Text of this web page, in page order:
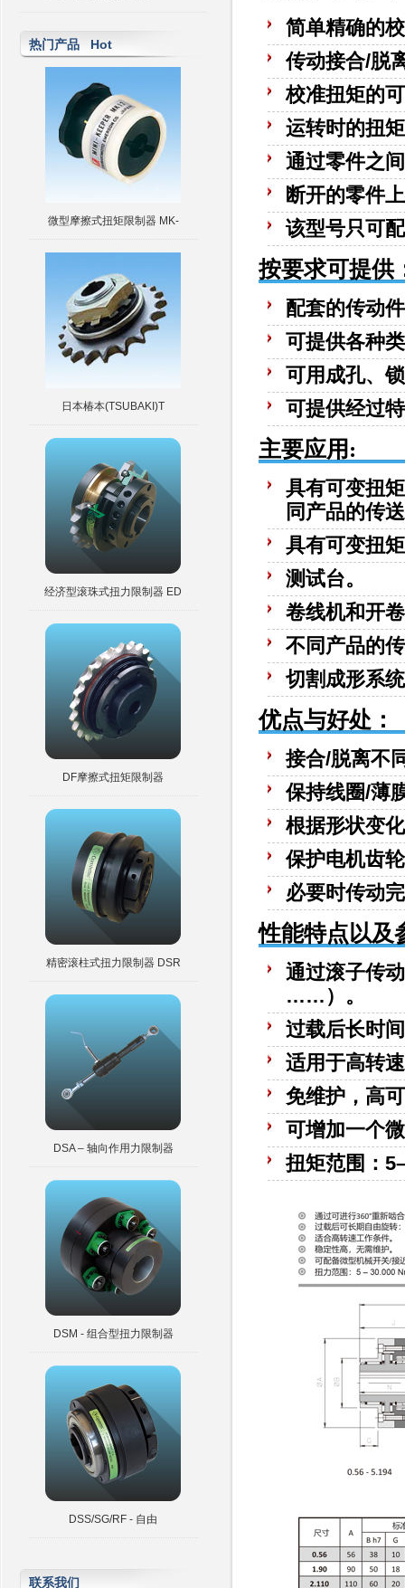
热门产品 Hot
微型摩擦式扭矩限制器 MK-
日本椿本(TSUBAKI)T
经济型滚珠式扭力限制器 ED
DF摩擦式扭矩限制器
精密滚柱式扭力限制器 DSR
DSA – 轴向作用力限制器
DSM - 组合型扭力限制器
DSS/SG/RF - 自由
联系我们
简单精确的
传动接合/脱
校准扭矩的
运转时的扭
通过零件之
断开的零件
该型号只可
按要求可提供
配套的传动
可提供各种
可用成孔、
可提供经过
主要应用:
具有可变扭
同产品的传
具有可变扭
测试台。
卷线机和开
不同产品的
切割成形系
优点与好处：
接合/脱离不
保持线圈/薄
根据形状变
保护电机齿
必要时传动
性能特点以及
通过滚子传
……）。
过载后长时
适用于高转
免维护，高
可增加一个
扭矩范围：